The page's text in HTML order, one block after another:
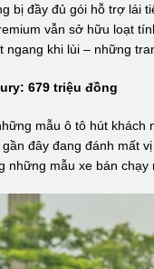
bị đầy đủ gói hỗ trợ lái
vẫn sở hữu loạt
ngang khi lùi – những
679 triệu đồng
mẫu ô tô hút
gần đây đang đánh mất
những mẫu xe bán